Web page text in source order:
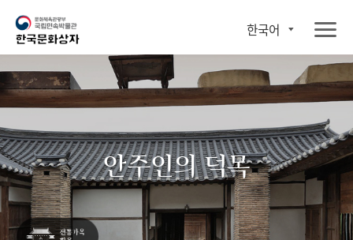
한국어
안주인의 덕목